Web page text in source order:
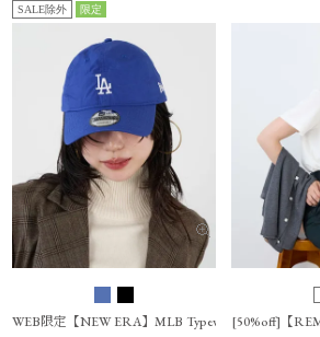
ーンナップCAP
SALE除外 限定
WEB限定【NEW ERA】MLB Typewriter CAP ロサン
[50%off]【